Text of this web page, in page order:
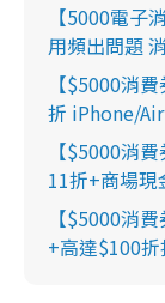
【5000電子
用頻出問題
【$5000消
折 iPhone/
【$5000消
11折+商場現
【$5000消
+高達$100折